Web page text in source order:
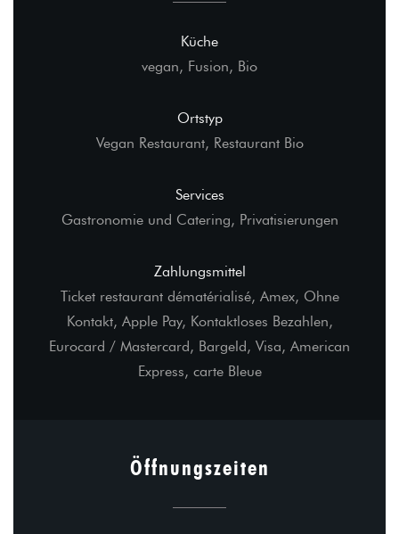
Küche
vegan, Fusion, Bio
Ortstyp
Vegan Restaurant, Restaurant Bio
Services
Gastronomie und Catering, Privatisierungen
Zahlungsmittel
Ticket restaurant dématérialisé, Amex, Ohne
Kontakt, Apple Pay, Kontaktloses Bezahlen,
Eurocard / Mastercard, Bargeld, Visa, American
Express, carte Bleue
Öffnungszeiten